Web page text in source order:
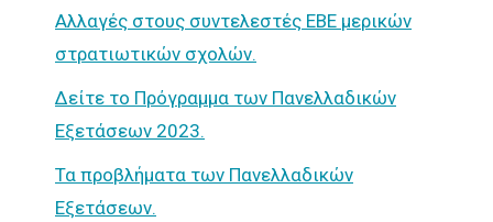
Αλλαγές στους συντελεστές ΕΒΕ μερικών
στρατιωτικών σχολών.
Δείτε το Πρόγραμμα των Πανελλαδικών
Εξετάσεων 2023.
Τα προβλήματα των Πανελλαδικών
Εξετάσεων.